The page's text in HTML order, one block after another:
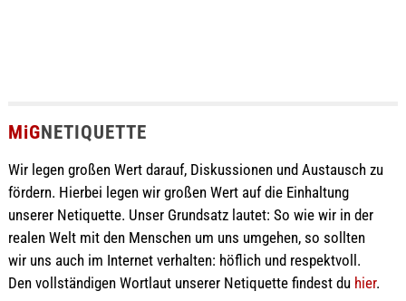
MiGNETIQUETTE
Wir legen großen Wert darauf, Diskussionen und Austausch zu
fördern. Hierbei legen wir großen Wert auf die Einhaltung
unserer Netiquette. Unser Grundsatz lautet: So wie wir in der
realen Welt mit den Menschen um uns umgehen, so sollten
wir uns auch im Internet verhalten: höflich und respektvoll.
Den vollständigen Wortlaut unserer Netiquette findest du hier.